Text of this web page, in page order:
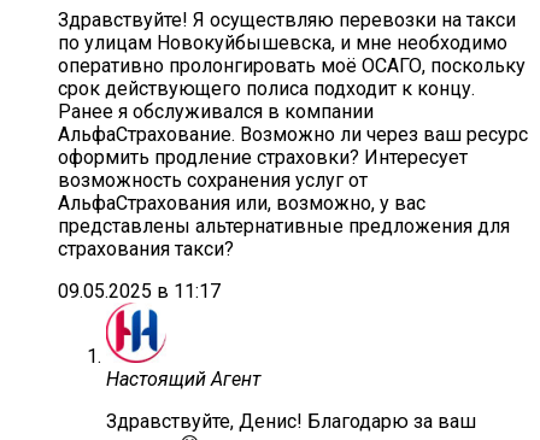
Здравствуйте! Я осуществляю перевозки на такси
по улицам Новокуйбышевска, и мне необходимо
оперативно пролонгировать моё ОСАГО, поскольку
срок действующего полиса подходит к концу.
Ранее я обслуживался в компании
АльфаСтрахование. Возможно ли через ваш ресурс
оформить продление страховки? Интересует
возможность сохранения услуг от
АльфаСтрахования или, возможно, у вас
представлены альтернативные предложения для
страхования такси?
09.05.2025 в 11:17
Настоящий Агент
Здравствуйте, Денис! Благодарю за ваш